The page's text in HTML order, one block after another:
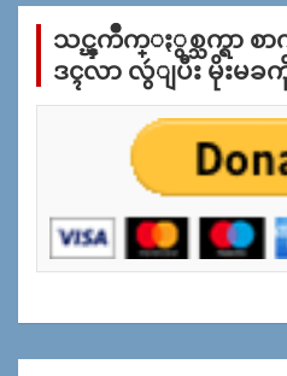
က္
န္
သင္ၾကိဳက္ႏွစ္သက္ရာ
ဒၚလာ လွဴျပီး မိုးမခ